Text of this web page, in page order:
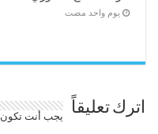
‏يوم واحد مضت
اترك تعليقاً يجب أنت تكون